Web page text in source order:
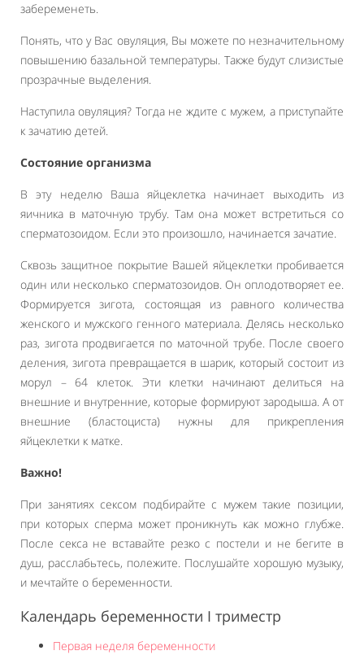
забеременеть.
Понять, что у Вас овуляция, Вы можете по незначительному
повышению базальной температуры. Также будут слизистые
прозрачные выделения.
Наступила овуляция? Тогда не ждите с мужем, а приступайте
к зачатию детей.
Состояние организма
В эту неделю Ваша яйцеклетка начинает выходить из
яичника в маточную трубу. Там она может встретиться со
сперматозоидом. Если это произошло, начинается зачатие.
Сквозь защитное покрытие Вашей яйцеклетки пробивается
один или несколько сперматозоидов. Он оплодотворяет ее.
Формируется зигота, состоящая из равного количества
женского и мужского генного материала. Делясь несколько
раз, зигота продвигается по маточной трубе. После своего
деления, зигота превращается в шарик, который состоит из
морул – 64 клеток. Эти клетки начинают делиться на
внешние и внутренние, которые формируют зародыша. А от
внешние (бластоциста) нужны для прикрепления
яйцеклетки к матке.
Важно!
При занятиях сексом подбирайте с мужем такие позиции,
при которых сперма может проникнуть как можно глубже.
После секса не вставайте резко с постели и не бегите в
душ, расслабьтесь, полежите. Послушайте хорошую музыку,
и мечтайте о беременности.
Календарь беременности I триместр
Первая неделя беременности